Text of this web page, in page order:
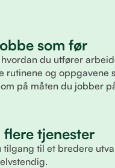
som før
du utfører
rutinene og oppgavene
på måten du jobber
tjenester
tilgang til et bredere